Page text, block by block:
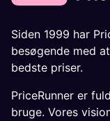
Siden 1999 har
besøgende med
bedste priser.
PriceRunner er
bruge. Vores